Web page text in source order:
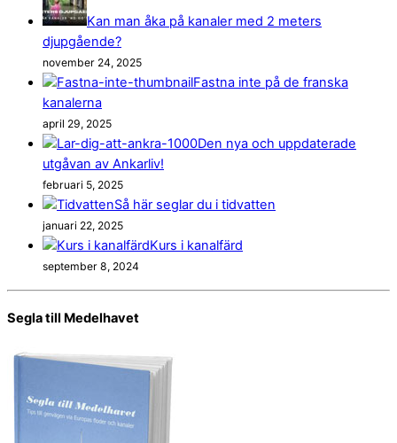
Kan man åka på kanaler med 2 meters
djupgående?
november 24, 2025
Fastna inte på de franska
kanalerna
april 29, 2025
Den nya och uppdaterade
utgåvan av Ankarliv!
februari 5, 2025
Så här seglar du i tidvatten
januari 22, 2025
Kurs i kanalfärd
september 8, 2024
Segla till Medelhavet